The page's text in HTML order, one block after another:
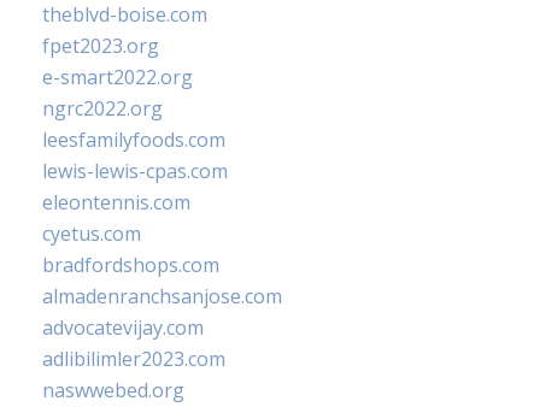
theblvd-boise.com
fpet2023.org
e-smart2022.org
ngrc2022.org
leesfamilyfoods.com
lewis-lewis-cpas.com
eleontennis.com
cyetus.com
bradfordshops.com
almadenranchsanjose.com
advocatevijay.com
adlibilimler2023.com
naswwebed.org